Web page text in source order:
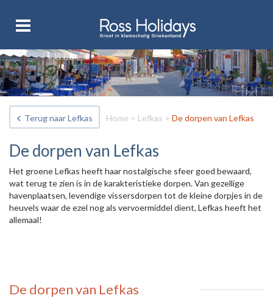
Terug naar Lefkas Home > Lefkas > De dorpen van Lefkas
De dorpen van Lefkas
Het groene Lefkas heeft haar nostalgische sfeer goed bewaard,
wat terug te zien is in de karakteristieke dorpen. Van gezellige
havenplaatsen, levendige vissersdorpen tot de kleine dorpjes in de
heuvels waar de ezel nog als vervoermiddel dient, Lefkas heeft het
allemaal!
De dorpen van Lefkas